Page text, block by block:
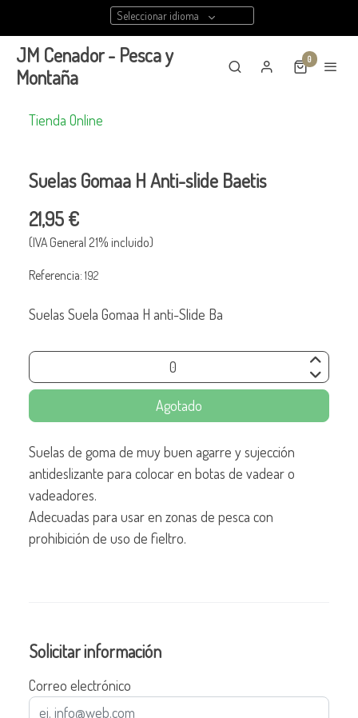
Seleccionar idioma
JM Cenador - Pesca y
Montaña
0
Tienda Online
Suelas Gomaa H Anti-slide Baetis
21,95 €
(IVA General 21% incluido)
Referencia: 192
Suelas Suela Gomaa H anti-Slide Ba
Agotado
Suelas de goma de muy buen agarre y sujección
antideslizante para colocar en botas de vadear o
vadeadores.
Adecuadas para usar en zonas de pesca con
prohibición de uso de fieltro.
Solicitar información
Correo electrónico